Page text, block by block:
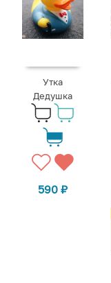
Утка
Дедушка
590₽